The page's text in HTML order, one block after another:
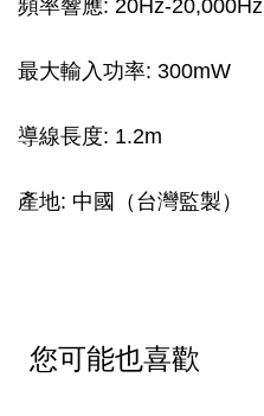
頻率響應: 20Hz-20,000Hz
最大輸入功率: 300mW
導線長度: 1.2m
產地: 中國（台灣監製）
您可能也喜歡